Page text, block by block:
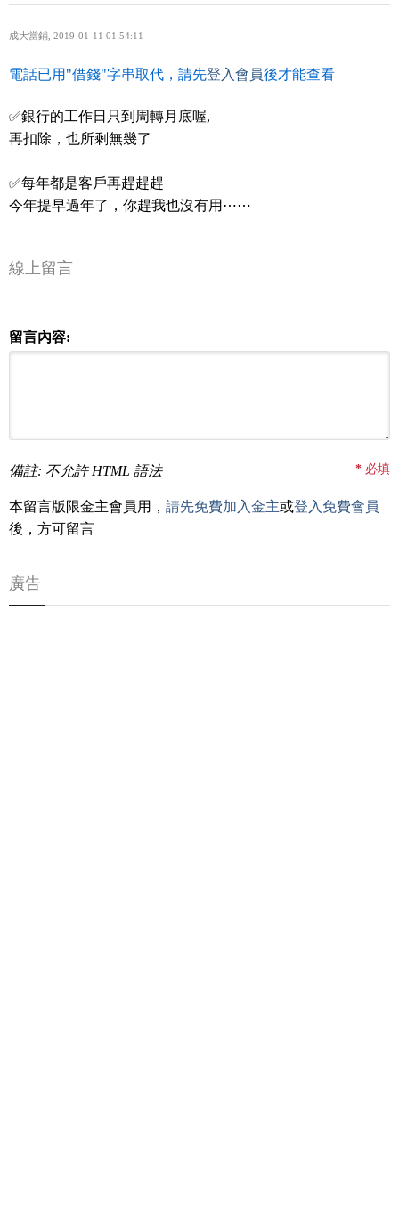
成大當鋪 2019-01-11 01:54:11
電話已用"借錢"字串取代，請先登入會員後才能查看
✅銀行的工作日只到周轉月底喔,
再扣除，也所剩無幾了
✅每年都是客戶再趕趕趕
今年提早過年了，你趕我也沒有用⋯⋯
線上留言
留言內容:
備註: 不允許 HTML 語法 * 必填
本留言版限金主會員用， 請先免費加入金主或登入免費會員
後，方可留言
廣告